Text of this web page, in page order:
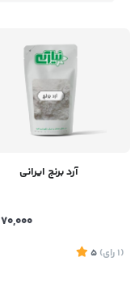
آرد برنج ایرانی
70,000
(1 رای)
5